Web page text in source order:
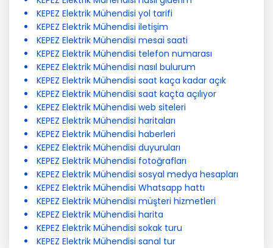
KEPEZ Elektrik Mühendisi yol tarifi
KEPEZ Elektrik Mühendisi iletişim
KEPEZ Elektrik Mühendisi mesai saati
KEPEZ Elektrik Mühendisi telefon numarası
KEPEZ Elektrik Mühendisi nasıl bulurum
KEPEZ Elektrik Mühendisi saat kaça kadar açık
KEPEZ Elektrik Mühendisi saat kaçta açılıyor
KEPEZ Elektrik Mühendisi web siteleri
KEPEZ Elektrik Mühendisi haritaları
KEPEZ Elektrik Mühendisi haberleri
KEPEZ Elektrik Mühendisi duyuruları
KEPEZ Elektrik Mühendisi fotoğrafları
KEPEZ Elektrik Mühendisi sosyal medya hesapları
KEPEZ Elektrik Mühendisi Whatsapp hattı
KEPEZ Elektrik Mühendisi müşteri hizmetleri
KEPEZ Elektrik Mühendisi harita
KEPEZ Elektrik Mühendisi sokak turu
KEPEZ Elektrik Mühendisi sanal tur